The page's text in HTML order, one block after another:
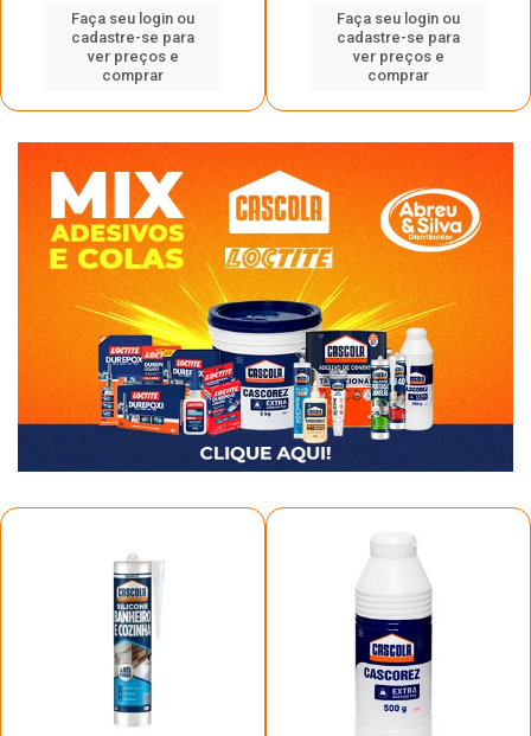
Faça seu login ou
cadastre-se para
ver preços e
comprar
Faça seu login ou
cadastre-se para
ver preços e
comprar